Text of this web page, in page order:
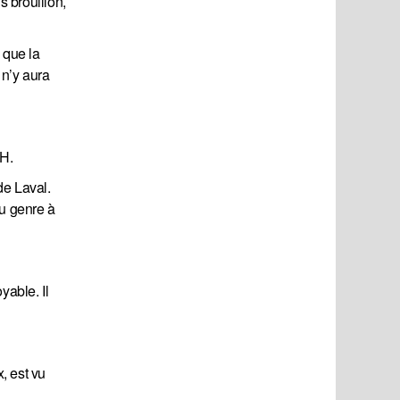
que la
aura
Laval.
genre à
Il
est vu